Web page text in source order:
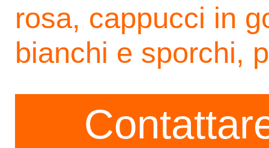
rosa, cappucci in
bianchi e sporchi,